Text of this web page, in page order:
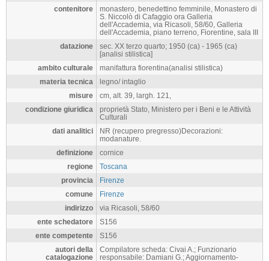
contenitore
monastero, benedettino femminile, Monastero di
S. Niccolò di Cafaggio ora Galleria
dell'Accademia, via Ricasoli, 58/60, Galleria
dell'Accademia, piano terreno, Fiorentine, sala III
datazione
sec. XX terzo quarto; 1950 (ca) - 1965 (ca)
[analisi stilistica]
ambito culturale
manifattura fiorentina(analisi stilistica)
materia tecnica
legno/ intaglio
misure
cm, alt. 39, largh. 121,
condizione giuridica
proprietà Stato, Ministero per i Beni e le Attività
Culturali
dati analitici
NR (recupero pregresso)Decorazioni:
modanature.
definizione
cornice
regione
Toscana
provincia
Firenze
comune
Firenze
indirizzo
via Ricasoli, 58/60
ente schedatore
S156
ente competente
S156
autori della
catalogazione
Compilatore scheda: Civai A.; Funzionario
responsabile: Damiani G.; Aggiornamento-